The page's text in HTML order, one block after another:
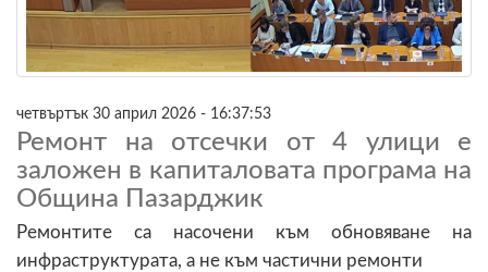
четвъртък 30 април 2026 - 16:37:53
Ремонт на отсечки от 4 улици е
заложен в капиталовата програма на
Община Пазарджик
Ремонтите са насочени към обновяване на
инфраструктурата, а не към частични ремонти